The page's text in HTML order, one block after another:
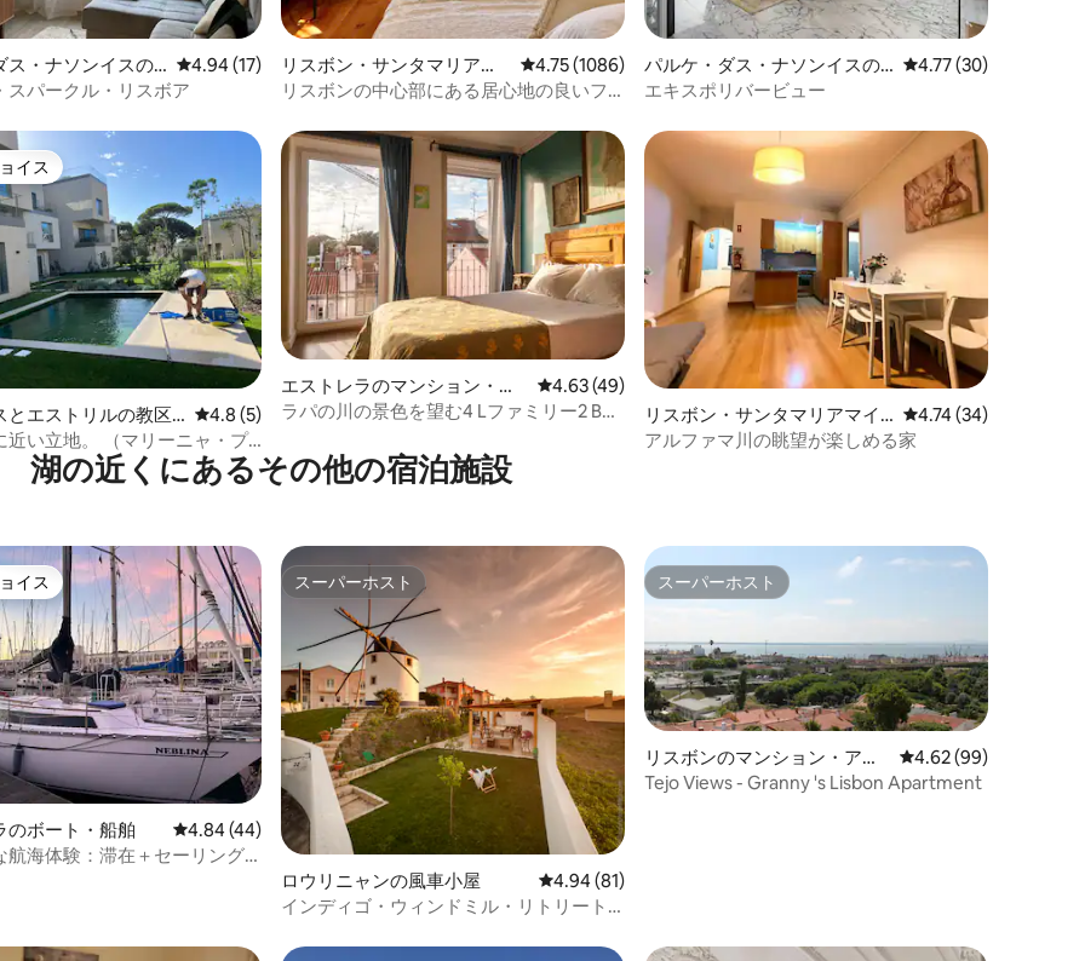
つ星の平均評価
ス・ナソンイスの
・アパート
レビュー17件、5つ星中4.94つ星の平均評価
4.94 (17)
スパークル・リスボア
リスボン・サンタマリアマ
イオールのマンション・ア
レビュー1086件、5つ星中4.75つ星の平均評価
4.75 (1086)
リスボンの中心部にある居心地の良いフ
です
パルケ・ダス・ナソンイスの
マンション・アパート
レビュー30件、5つ
4.77 (30)
エキスポリバービュー
つ星の平均評価
イス
イス
とエストリルの教区
ンション・アパート
レビュー5件、5つ星中4.8つ星の平均評価
4.8 (5)
近い立地。 （マリーニャ・プ
ルフクラブ
エストレラのマンション・ア
パート
レビュー49件、5つ星中4.63つ星の平均評価
4.63 (49)
ラパの川の景色を望む4 Lファミリー2 BR
リスボン・サンタマリアマイ
オールのマンション・アパー
レビュー34件、5つ
4.74 (34)
アルファマ川の眺望が楽しめる家
湖の近くにあるその他の宿泊施設
つ星の平均評価
イス
イス
のボート・船舶 レビュー44件、5つ星中4.84つ星の平均評価
4.84 (44)
航海体験：滞在＋セーリング
スーパーホスト
スーパーホスト
ロウリニャンの風車小屋 レビュー81件、5つ星中4.94つ星の平均評価
4.94 (81)
インディゴ・ウィンドミル・リトリート
スーパーホスト
スーパーホスト
リスボンのマンション・アパ
ート
レビュー99件、5つ星
4.62 (99)
Tejo Views - Granny 's Lisbon Apartment